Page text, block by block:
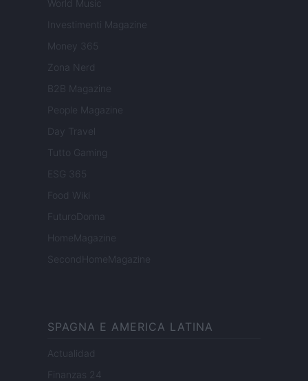
World Music
Investimenti Magazine
Money 365
Zona Nerd
B2B Magazine
People Magazine
Day Travel
Tutto Gaming
ESG 365
Food Wiki
FuturoDonna
HomeMagazine
SecondHomeMagazine
SPAGNA E AMERICA LATINA
Actualidad
Finanzas 24